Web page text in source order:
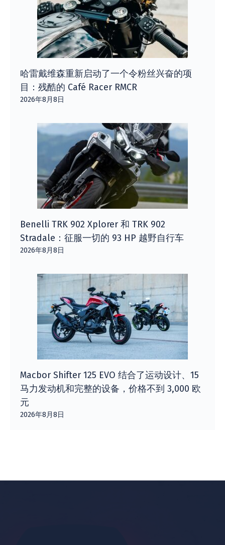
哈雷戴维森重新启动了一个令粉丝兴奋的项
目：残酷的 Café Racer RMCR
2026年8月8日
Benelli TRK 902 Xplorer 和 TRK 902
Stradale：征服一切的 93 HP 越野自行车
2026年8月8日
Macbor Shifter 125 EVO 结合了运动设计、15
马力发动机和完整的设备，价格不到 3,000 欧
元
2026年8月8日